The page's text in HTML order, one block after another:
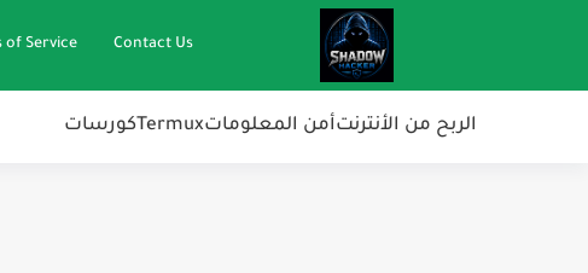
Contact Us
of Service
الربح من الأنترنتأمن المعلوماتTermux كورسات